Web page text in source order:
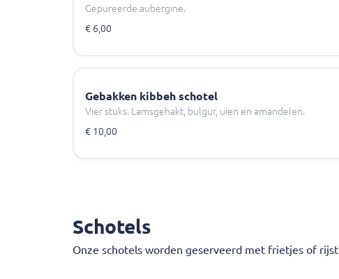
Gepureerde aubergine.
€ 6,00
Gebakken kibbeh schotel
Vier stuks. Lamsgehakt, bulgur, uien en amandelen.
€ 10,00
Schotels
Onze schotels worden geserveerd met frietjes of rijst.